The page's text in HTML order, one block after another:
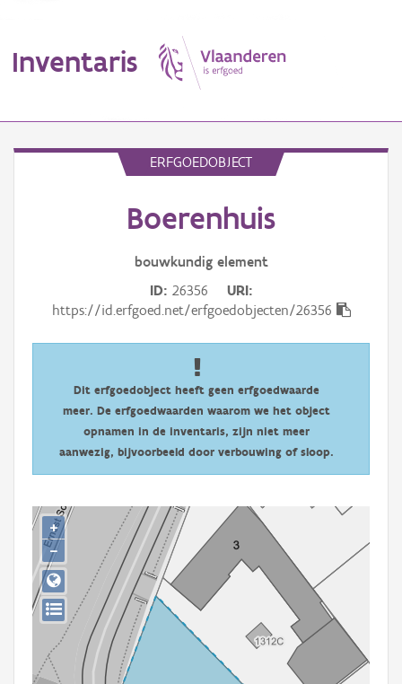
Inventaris
Persoon of collectief
Downloads
Aanmelden
ERFGOEDOBJECT
Boerenhuis
bouwkundig element
ID 26356
URI
https://id.erfgoed.net/erfgoedobjecten/26356
Dit erfgoedobject heeft geen erfgoedwaarde
meer. De erfgoedwaarden waarom we het object
opnamen in de inventaris, zijn niet meer
aanwezig, bijvoorbeeld door verbouwing of sloop.
+
−